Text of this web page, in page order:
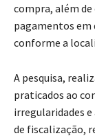
compra, além
pagamentos em
conforme a
A pesquisa,
praticados ao
irregularidades
de fiscalização,